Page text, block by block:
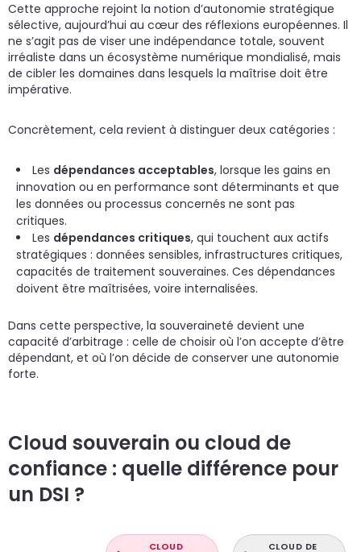
Cette approche rejoint la notion d’autonomie stratégique
sélective, aujourd’hui au cœur des réflexions européennes. Il
ne s’agit pas de viser une indépendance totale, souvent
irréaliste dans un écosystème numérique mondialisé, mais
de cibler les domaines dans lesquels la maîtrise doit être
impérative.
Concrètement, cela revient à distinguer deux catégories :
Les dépendances acceptables, lorsque les gains en
innovation ou en performance sont déterminants et que
les données ou processus concernés ne sont pas
critiques.
Les dépendances critiques, qui touchent aux actifs
stratégiques : données sensibles, infrastructures critiques,
capacités de traitement souveraines. Ces dépendances
doivent être maîtrisées, voire internalisées.
Dans cette perspective, la souveraineté devient une
capacité d’arbitrage : celle de choisir où l’on accepte d’être
dépendant, et où l’on décide de conserver une autonomie
forte.
Cloud souverain ou cloud de
confiance : quelle différence pour
un DSI ?
CLOUD CLOUD DE